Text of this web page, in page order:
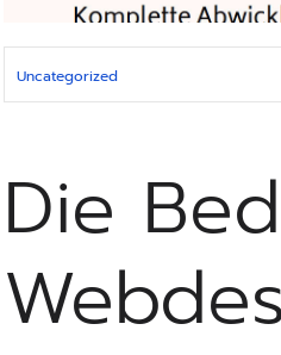
Uncategorized
Die